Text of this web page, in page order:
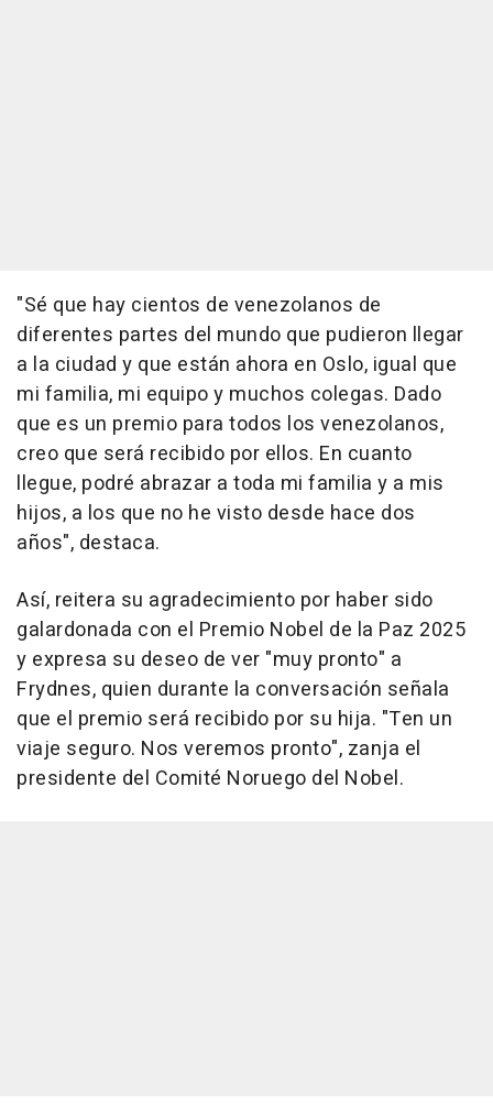
"Sé que hay cientos de venezolanos de
diferentes partes del mundo que pudieron llegar
a la ciudad y que están ahora en Oslo, igual que
mi familia, mi equipo y muchos colegas. Dado
que es un premio para todos los venezolanos,
creo que será recibido por ellos. En cuanto
llegue, podré abrazar a toda mi familia y a mis
hijos, a los que no he visto desde hace dos
años", destaca.
Así, reitera su agradecimiento por haber sido
galardonada con el Premio Nobel de la Paz 2025
y expresa su deseo de ver "muy pronto" a
Frydnes, quien durante la conversación señala
que el premio será recibido por su hija. "Ten un
viaje seguro. Nos veremos pronto", zanja el
presidente del Comité Noruego del Nobel.